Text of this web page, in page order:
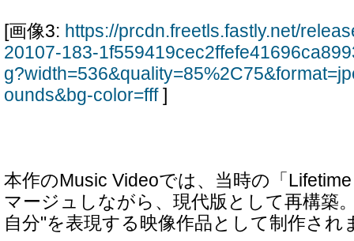
[画像3: https://prcdn.freetls.fastly.net/
20107-183-
ounds&bg-color=fff]
本作のMusic Videoでは、当時の「
マージュしながら、現代版として再構築
自分"を表現する映像作品として制作され